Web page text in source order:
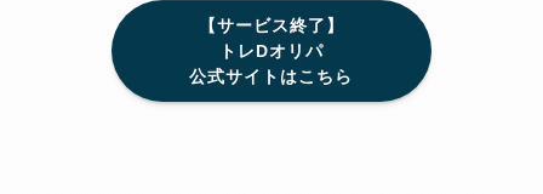
【サービス終了】
トレDオリパ
公式サイトはこちら